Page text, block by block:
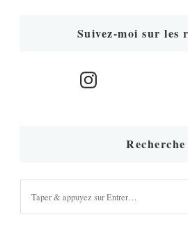
Suivez-moi sur les
Instagram
Recherche